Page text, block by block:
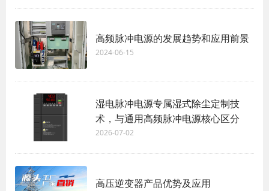
高频脉冲电源的发展趋势和应用前景
2024-06-15
湿电脉冲电源专属湿式除尘定制技
术，与通用高频脉冲电源核心区分
2026-07-02
高压逆变器产品优势及应用